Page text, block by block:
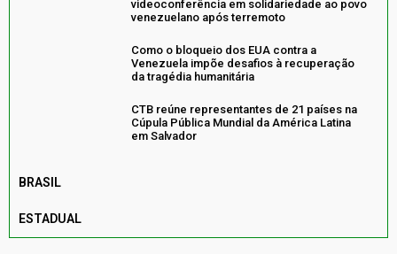
videoconferência em solidariedade ao povo
venezuelano após terremoto
Como o bloqueio dos EUA contra a
Venezuela impõe desafios à recuperação
da tragédia humanitária
CTB reúne representantes de 21 países na
Cúpula Pública Mundial da América Latina
em Salvador
BRASIL
ESTADUAL